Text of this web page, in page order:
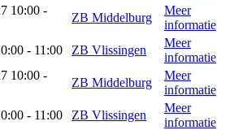
10:00 -
ZB Middelburg
Meer
informatie
- 11:00
ZB Vlissingen
Meer
informatie
10:00 -
ZB Middelburg
Meer
informatie
- 11:00
ZB Vlissingen
Meer
informatie